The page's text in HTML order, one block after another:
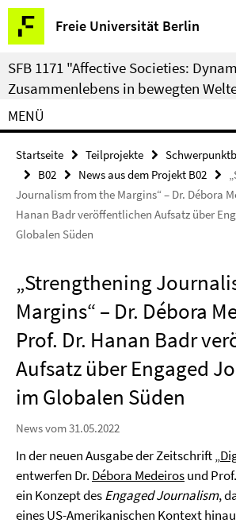
Springe
direkt
zu
Inhalt
Freie Universität Berlin
Service-
Navigation
SFB 1171 "Affective Societies:
Zusammenlebens in bewegten
MENÜ
Startseite Teilprojekte
B02
News aus dem Projekt B02
Journalism from the Margins“ – Dr. Débora
Hanan Badr veröffentlichen Aufsatz über
Globalen Süden
„Strengthening
Margins“ – Dr. Débora
Prof. Dr. Hanan Badr
Aufsatz über Engaged
im Globalen Süden
News vom 31.05.2022
In der neuen Ausgabe der Zeitschrift „
entwerfen Dr. Débora Medeirosund
ein Konzept desEngaged Journalism,
eines US-Amerikanischen Kontext